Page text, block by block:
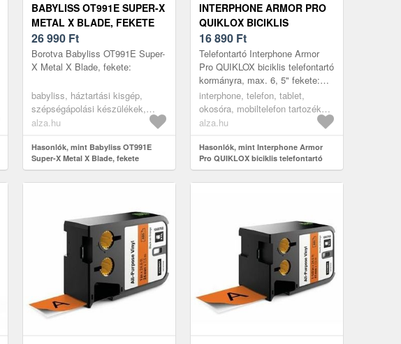
BABYLISS OT991E SUPER-X
METAL X BLADE, FEKETE
26 990 Ft
Borotva Babyliss OT991E Super-
X Metal X Blade, fekete:
babyliss, háztartási kisgép,
szépségápolási készülékek,
borotvák
alza.hu
Hasonlók, mint Babyliss OT991E
Super-X Metal X Blade, fekete
INTERPHONE ARMOR PRO
QUIKLOX BICIKLIS
TELEFONTARTÓ
KORMÁNYRA, MAX. 6, 5"
FEKETE
16 890 Ft
Telefontartó Interphone Armor
Pro QUIKLOX biciklis telefontartó
kormányra, max. 6, 5" fekete:
Szeretnéd a telefonodat a
kerékpárodra és a motorkeré...
interphone, telefon, tablet,
okosóra, mobiltelefon tartozékok,
tartók és állványok
alza.hu
Hasonlók, mint Interphone Armor
Pro QUIKLOX biciklis telefontartó
kormányra, max. 6, 5" fekete